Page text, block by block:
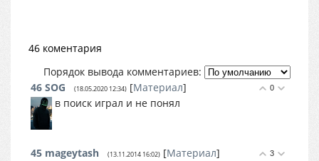
46 коментария
Порядок вывода комментариев:
0
46 SOG (18.05.2020 12:34) [Материал]
в поиск играл и не понял
3
45 mageytash (13.11.2014 16:02) [Материал]